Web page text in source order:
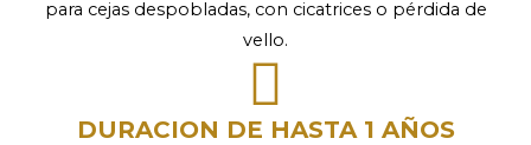
para cejas despobladas, con cicatrices o pérdida de
vello.
DURACION DE HASTA 1 AÑOS